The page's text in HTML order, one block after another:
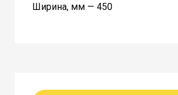
Ширина, мм — 450